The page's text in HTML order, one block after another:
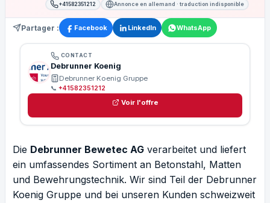
+41582351212
Annonce en allemand · traduction indisponible
Partager : Facebook LinkedIn WhatsApp
CONTACT
Debrunner Koenig
Debrunner Koenig Gruppe
📞 +41582351212
Voir l'offre
Die Debrunner Bewetec AG verarbeitet und liefert
ein umfassendes Sortiment an Betonstahl, Matten
und Bewehrungstechnik. Wir sind Teil der Debrunner
Koenig Gruppe und bei unseren Kunden schweizweit